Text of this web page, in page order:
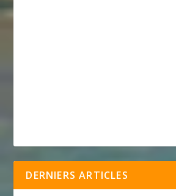
DERNIERS ARTICLES